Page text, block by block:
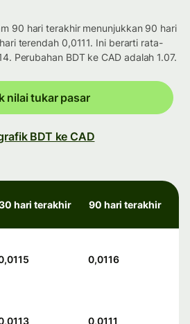
90 hari terakhir menunjukkan 90 hari
terendah 0,0111. Ini berarti rata-
Perubahan BDT ke CAD adalah 1.07.
nilai tukar pasar
BDT ke CAD
hari terakhir 90 hari terakhir
0,0116
0,0111